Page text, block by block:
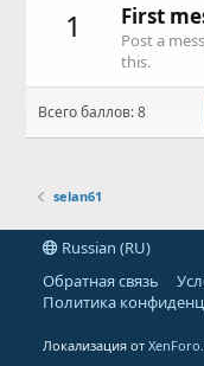
1 First
Post a
this.
Всего баллов: 8
selan61
Russian (RU)
Обратная связь
Политика
Локализация от